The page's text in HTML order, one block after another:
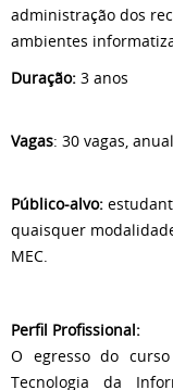
administração dos
ambientes
Duração: 3 anos
Vagas: 30 vagas,
Público-alvo:
quaisquer
MEC.
Perfil Profissional:
O egresso do
Tecnologia da